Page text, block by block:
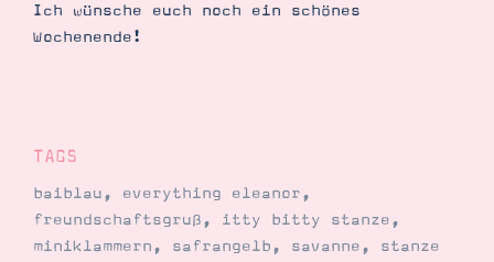
Ich wünsche euch noch ein schönes
Wochenende!
TAGS
baiblau, everything eleanor,
freundschaftsgruß, itty bitty stanze,
miniklammern, safrangelb, savanne, stanze